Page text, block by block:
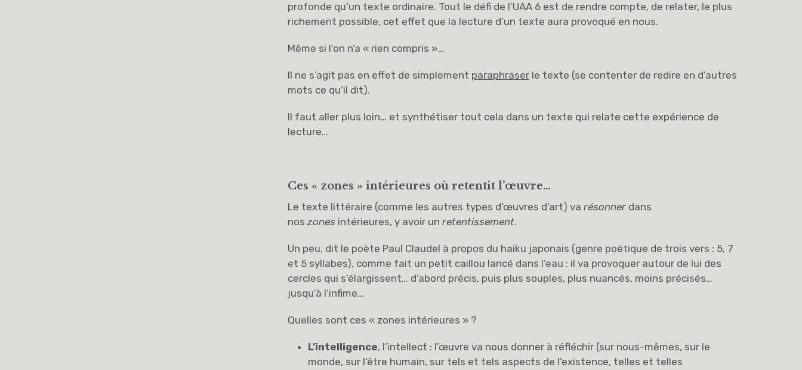
profonde qu’un texte ordinaire. Tout le défi de l’UAA 6 est de rendre compte, de relater, le plus
richement possible, cet effet que la lecture d’un texte aura provoqué en nous.
Même si l’on n’a « rien compris »…
Il ne s’agit pas en effet de simplement paraphraser le texte (se contenter de redire en d’autres
mots ce qu’il dit).
Il faut aller plus loin… et synthétiser tout cela dans un texte qui relate cette expérience de
lecture…
Ces « zones » intérieures où retentit l’œuvre…
Le texte littéraire (comme les autres types d’œuvres d’art) varésonner dans
noszones intérieures, y avoir unretentissement.
Un peu, dit le poète Paul Claudel à propos du haiku japonais (genre poétique de trois vers : 5, 7
et 5 syllabes), comme fait un petit caillou lancé dans l’eau : il va provoquer autour de lui des
cercles qui s’élargissent… d’abord précis, puis plus souples, plus nuancés, moins précisés…
jusqu’à l’infime…
Quelles sont ces « zones intérieures » ?
L’intelligence, l’intellect : l’œuvre va nous donner à réfléchir (sur nous-mêmes, sur le
monde, sur l’être humain, sur tels et tels aspects de l’existence, telles et telles